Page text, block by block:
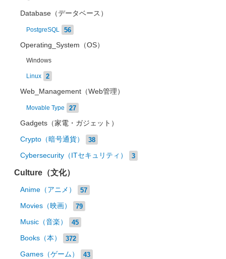
Database（データベース）
PostgreSQL 56
Operating_System（OS）
Windows
Linux 2
Web_Management（Web管理）
Movable Type 27
Gadgets（家電・ガジェット）
Crypto（暗号通貨） 38
Cybersecurity（ITセキュリティ） 3
Culture（文化）
Anime（アニメ） 57
Movies（映画） 79
Music（音楽） 45
Books（本） 372
Games（ゲーム） 43